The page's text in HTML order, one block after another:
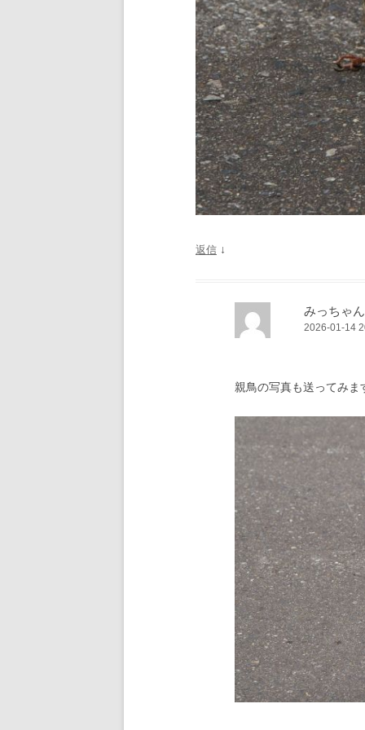
返信 ↓
みっちゃん
2026-01-14
親鳥の写真も送ってみま